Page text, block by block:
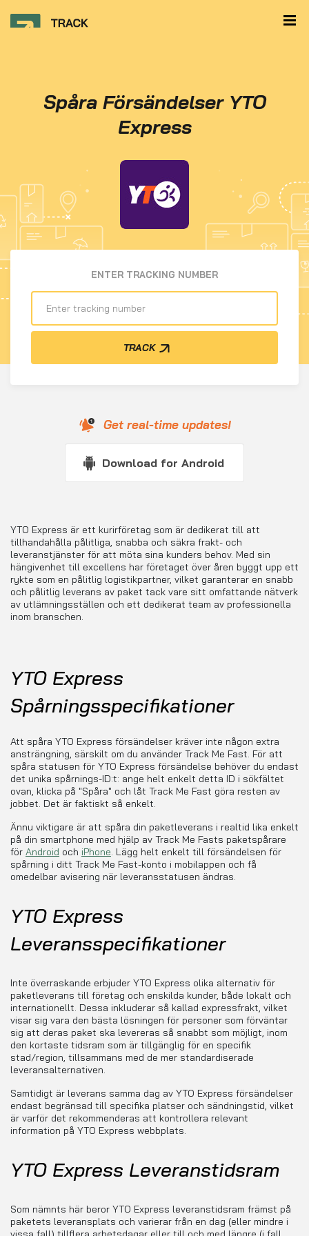
Spåra Försändelser YTO
Express
ENTER TRACKING NUMBER
TRACK
Get real-time updates!
Download for Android
YTO Express är ett kurirföretag som är dedikerat till att
tillhandahålla pålitliga, snabba och säkra frakt- och
leveranstjänster för att möta sina kunders behov. Med sin
hängivenhet till excellens har företaget över åren byggt upp ett
rykte som en pålitlig logistikpartner, vilket garanterar en snabb
och pålitlig leverans av paket tack vare sitt omfattande nätverk
av utlämningsställen och ett dedikerat team av professionella
inom branschen.
YTO Express
Spårningsspecifikationer
Att spåra YTO Express försändelser kräver inte någon extra
ansträngning, särskilt om du använder Track Me Fast. För att
spåra statusen för YTO Express försändelse behöver du endast
det unika spårnings-ID:t: ange helt enkelt detta ID i sökfältet
ovan, klicka på "Spåra" och låt Track Me Fast göra resten av
jobbet. Det är faktiskt så enkelt.
Ännu viktigare är att spåra din paketleverans i realtid lika enkelt
på din smartphone med hjälp av Track Me Fasts paketspårare
för Android och iPhone. Lägg helt enkelt till försändelsen för
spårning i ditt Track Me Fast-konto i mobilappen och få
omedelbar avisering när leveransstatusen ändras.
YTO Express
Leveransspecifikationer
Inte överraskande erbjuder YTO Express olika alternativ för
paketleverans till företag och enskilda kunder, både lokalt och
internationellt. Dessa inkluderar så kallad expressfrakt, vilket
visar sig vara den bästa lösningen för personer som förväntar
sig att deras paket ska levereras så snabbt som möjligt, inom
den kortaste tidsram som är tillgänglig för en specifik
stad/region, tillsammans med de mer standardiserade
leveransalternativen.
Samtidigt är leverans samma dag av YTO Express försändelser
endast begränsad till specifika platser och sändningstid, vilket
är varför det rekommenderas att kontrollera relevant
information på YTO Express webbplats.
YTO Express Leveranstidsram
Som nämnts här beror YTO Express leveranstidsram främst på
paketets leveransplats och varierar från en dag (eller mindre i